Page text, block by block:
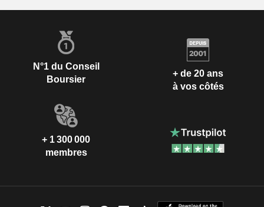
N°1 du Conseil
Boursier
+ de 20 ans
à vos côtés
+ 1 300 000
membres